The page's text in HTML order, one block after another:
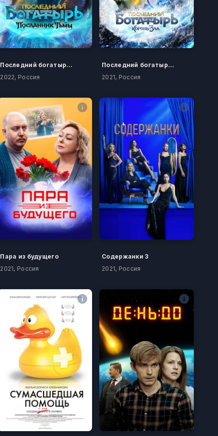
Последний богатырь: Посланник тьмы
2022, Россия
Последний богатырь: Корень зла
2021, Россия
Пара из будущего
2021, Россия
Содержанки 3
2021, Россия